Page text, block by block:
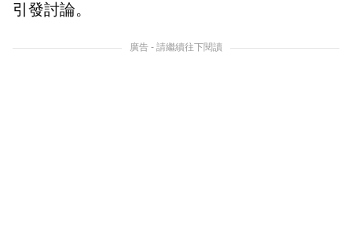
引發討論。
廣告 - 請繼續往下閱讀